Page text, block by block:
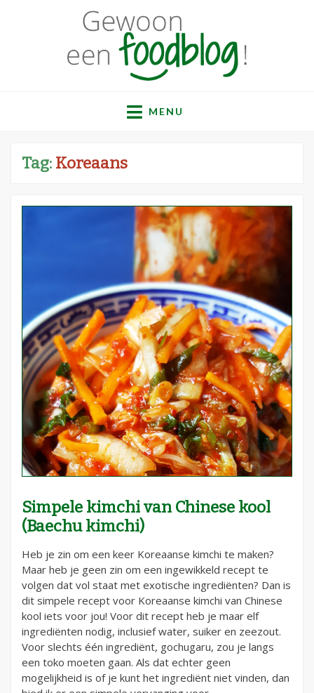
Gewoon een
foodblog!
recepten
MENU
Tag: Koreaans
Simpele kimchi van Chinese kool
(Baechu kimchi)
Heb je zin om een keer Koreaanse kimchi te maken?
Maar heb je geen zin om een ingewikkeld recept te
volgen dat vol staat met exotische ingrediënten? Dan is
dit simpele recept voor Koreaanse kimchi van Chinese
kool iets voor jou! Voor dit recept heb je maar elf
ingrediënten nodig, inclusief water, suiker en zeezout.
Voor slechts één ingrediënt, gochugaru, zou je langs
een toko moeten gaan. Als dat echter geen
mogelijkheid is of je kunt het ingrediënt niet vinden, dan